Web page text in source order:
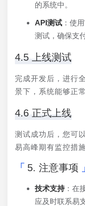
的系统中。
API测试 ：使
测试，确保支
4.5 上线测试
完成开发后，进行
景下，系统能够正
4.6 正式上线
测试成功后，您可
易高峰期有监控措
5. 注意事项
技术支持：在
应及时联系易